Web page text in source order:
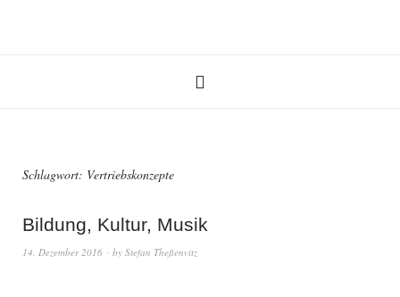
Schlagwort: Vertriebskonzepte
Bildung, Kultur, Musik
14. Dezember 2016 by Stefan Theßenvitz